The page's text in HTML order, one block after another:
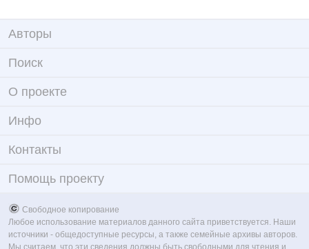
Авторы
Поиск
О проекте
Инфо
Контакты
Помощь проекту
Свободное копирование
Любое использование материалов данного сайта приветствуется. Наши
источники - общедоступные ресурсы, а также семейные архивы авторов.
Мы считаем, что эти сведения должны быть свободными для чтения и